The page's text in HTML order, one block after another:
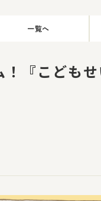
一覧へ
『こども